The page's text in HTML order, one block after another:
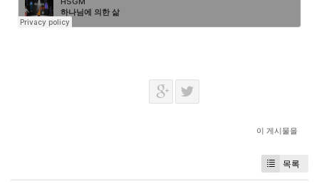
이 게시물을
목록